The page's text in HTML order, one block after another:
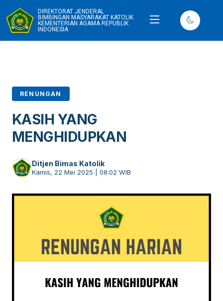
DIREKTORAT JENDERAL
BIMBINGAN MASYARAKAT KATOLIK
KEMENTERIAN AGAMA REPUBLIK
INDONESIA
RENUNGAN
KASIH YANG
MENGHIDUPKAN
Ditjen Bimas Katolik
Kamis, 22 Mei 2025 | 08:02 WIB